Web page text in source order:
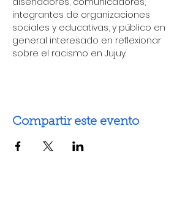
integrantes de organizaciones
sociales y educativas, y público en
general interesado en reflexionar
sobre el racismo en Jujuy.
Compartir este evento